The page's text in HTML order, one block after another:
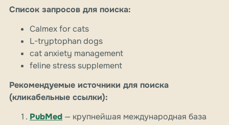
Список запросов для поиска:
Calmex for cats
L-tryptophan dogs
cat anxiety management
feline stress supplement
Рекомендуемые источники для поиска
(кликабельные ссылки):
PubMed — крупнейшая международная база